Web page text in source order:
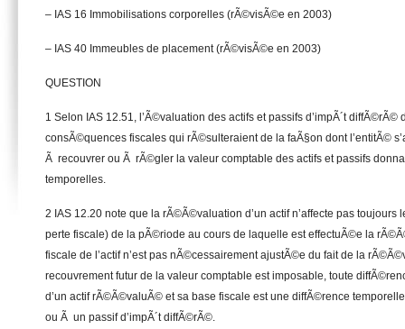
– IAS 16 Immobilisations corporelles (rÃ©visÃ©e en 2003)
– IAS 40 Immeubles de placement (rÃ©visÃ©e en 2003)
QUESTION
1 Selon IAS 12.51, l’Ã©valuation des actifs et passifs d’impÃ´t diffÃ©rÃ©
consÃ©quences fiscales qui rÃ©sulteraient de la faÃ§on dont l’entitÃ©
Ã recouvrer ou Ã rÃ©gler la valeur comptable des actifs et passifs
temporelles.
2 IAS 12.20 note que la rÃ©Ã©valuation d’un actif n’affecte pas
perte fiscale) de la pÃ©riode au cours de laquelle est effectuÃ©e la
fiscale de l’actif n’est pas nÃ©cessairement ajustÃ©e du fait de la
recouvrement futur de la valeur comptable est imposable, toute
d’un actif rÃ©Ã©valuÃ© et sa base fiscale est une diffÃ©rence
ou Ã un passif d’impÃ´t diffÃ©rÃ©.